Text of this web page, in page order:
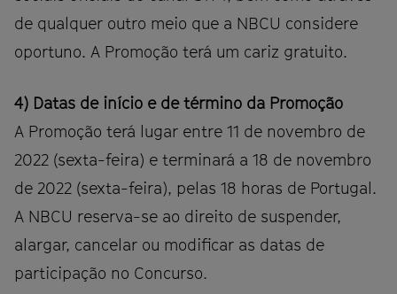
de qualquer outro meio que a NBCU considere
oportuno. A Promoção terá um cariz gratuito.
4) Datas de início e de término da Promoção
A Promoção terá lugar entre 11 de novembro de
2022 (sexta-feira) e terminará a 18 de novembro
de 2022 (sexta-feira), pelas 18 horas de Portugal.
A NBCU reserva-se ao direito de suspender,
alargar, cancelar ou modificar as datas de
participação no Concurso.